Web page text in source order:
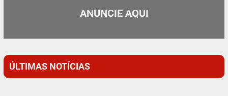
ANUNCIE AQUI
ÚLTIMAS NOTÍCIAS